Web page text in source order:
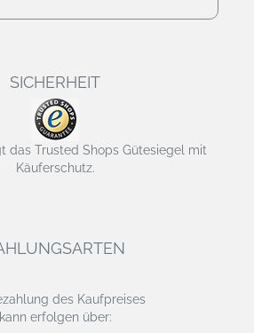
SICHERHEIT
das Trusted Shops Gütesiegel mit
Käuferschutz.
des Kaufpreises
kann erfolgen über: